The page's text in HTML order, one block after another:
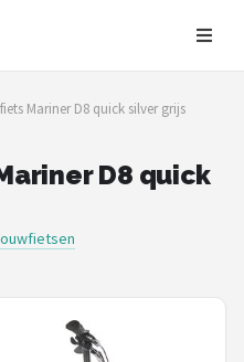
Mariner D8 quick silver grijs
D8 quick